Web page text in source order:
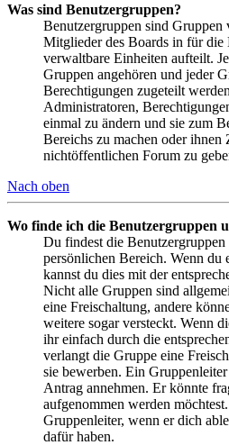
Was sind Benutzergruppen?
Benutzergruppen sind
Mitglieder des Boards in für
verwaltbare Einheiten aufteilt.
Gruppen angehören und jeder
Berechtigungen zugeteilt
Administratoren,
einmal zu ändern und sie zum
Bereichs zu machen oder
nichtöffentlichen Forum zu
Nach oben
Wo finde ich die Benutzergruppen
Du findest die
persönlichen Bereich. Wenn du
kannst du dies mit der
Nicht alle Gruppen sind
eine Freischaltung, andere
weitere sogar versteckt. Wenn
ihr einfach durch die
verlangt die Gruppe eine
sie bewerben. Ein
Antrag annehmen. Er könnte
aufgenommen werden
Gruppenleiter, wenn er dich
dafür haben.